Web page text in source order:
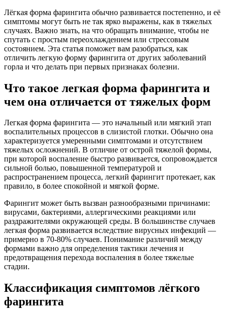
Лёгкая форма фарингита обычно развивается постепенно, и её
симптомы могут быть не так ярко выражены, как в тяжелых
случаях. Важно знать, на что обращать внимание, чтобы не
спутать с простым переохлаждением или стрессовым
состоянием. Эта статья поможет вам разобраться, как
отличить легкую форму фарингита от других заболеваний
горла и что делать при первых признаках болезни.
Что такое легкая форма фарингита и
чем она отличается от тяжелых форм
Легкая форма фарингита — это начальный или мягкий этап
воспалительных процессов в слизистой глотки. Обычно она
характеризуется умеренными симптомами и отсутствием
тяжелых осложнений. В отличие от острой тяжелой формы,
при которой воспаление быстро развивается, сопровождается
сильной болью, повышенной температурой и
распространением процесса, легкий фарингит протекает, как
правило, в более спокойной и мягкой форме.
Фарингит может быть вызван разнообразными причинами:
вирусами, бактериями, аллергическими реакциями или
раздражителями окружающей среды. В большинстве случаев
легкая форма развивается вследствие вирусных инфекций —
примерно в 70-80% случаев. Понимание различий между
формами важно для определения тактики лечения и
предотвращения перехода воспаления в более тяжелые
стадии.
Классификация симптомов лёгкого
фарингита